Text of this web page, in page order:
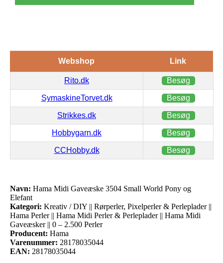
Webshop Link
Rito.dk Besøg
SymaskineTorvet.dk Besøg
Strikkes.dk Besøg
Hobbygarn.dk Besøg
CCHobby.dk Besøg
Navn: Hama Midi Gaveæske 3504 Small World Pony og
Elefant
Kategori: Kreativ / DIY || Rørperler, Pixelperler & Perleplader ||
Hama Perler || Hama Midi Perler & Perleplader || Hama Midi
Gaveæsker || 0 – 2.500 Perler
Producent: Hama
Varenummer: 28178035044
EAN: 28178035044